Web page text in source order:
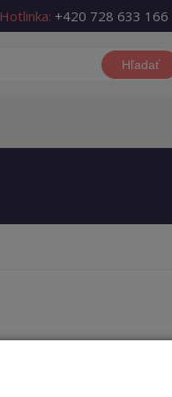
Hotlinka: +420 728 633 166
Hľadať